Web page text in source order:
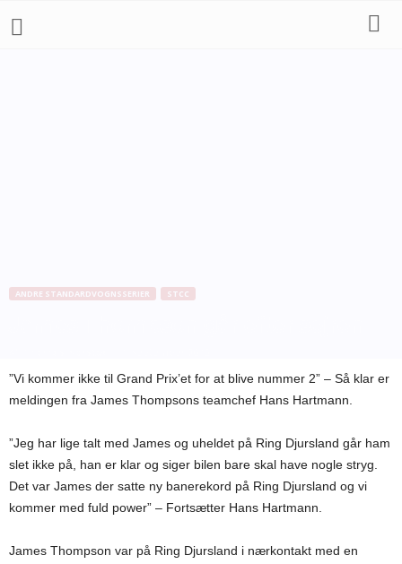
ANDRE STANDARDVOGNSSERIER STCC
”Vi kommer ikke til Grand Prix’et for at blive nummer 2” – Så klar er
meldingen fra James Thompsons teamchef Hans Hartmann.
”Jeg har lige talt med James og uheldet på Ring Djursland går ham
slet ikke på, han er klar og siger bilen bare skal have nogle stryg.
Det var James der satte ny banerekord på Ring Djursland og vi
kommer med fuld power” – Fortsætter Hans Hartmann.
James Thompson var på Ring Djursland i nærkontakt med en